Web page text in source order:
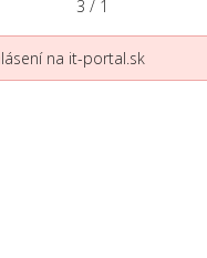
3 / 1
na it-portal.sk